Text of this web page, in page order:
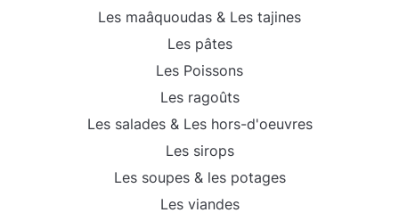
Les maâquoudas & Les tajines
Les pâtes
Les Poissons
Les ragoûts
Les salades & Les hors-d'oeuvres
Les sirops
Les soupes & les potages
Les viandes